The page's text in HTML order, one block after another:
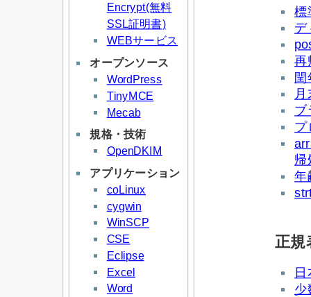
Encrypt(無料
SSL証明書)
WEBサービス
オープンソース
WordPress
TinyMCE
Mecab
規格・技術
OpenDKIM
アプリケーション
coLinux
cygwin
WinSCP
CSE
Eclipse
Excel
Word
標
デ
再
ブ
プ
帰
年
正規
少